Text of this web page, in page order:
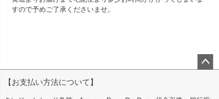
すので予めご了承くださいませ。
ップ
【お支払い方法について】